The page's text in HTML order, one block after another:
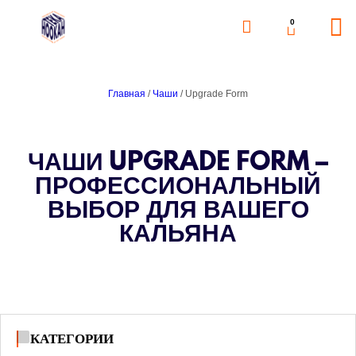
0
Главная / Чаши / Upgrade Form
ЧАШИ UPGRADE FORM –
ПРОФЕССИОНАЛЬНЫЙ
ВЫБОР ДЛЯ ВАШЕГО
КАЛЬЯНА
КАТЕГОРИИ